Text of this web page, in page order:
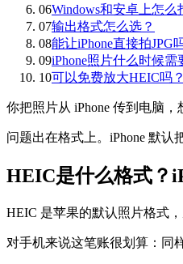
06Windows和安卓上怎么
07输出格式怎么选？
08能让iPhone直接拍JPG
09iPhone照片什么时候需
10可以免费放大HEIC吗？
你把照片从 iPhone 传到电脑
问题出在格式上。iPhone 默
HEIC是什么格式？
HEIC 是苹果的默认照片格式
对手机来说这笔账很划算：同